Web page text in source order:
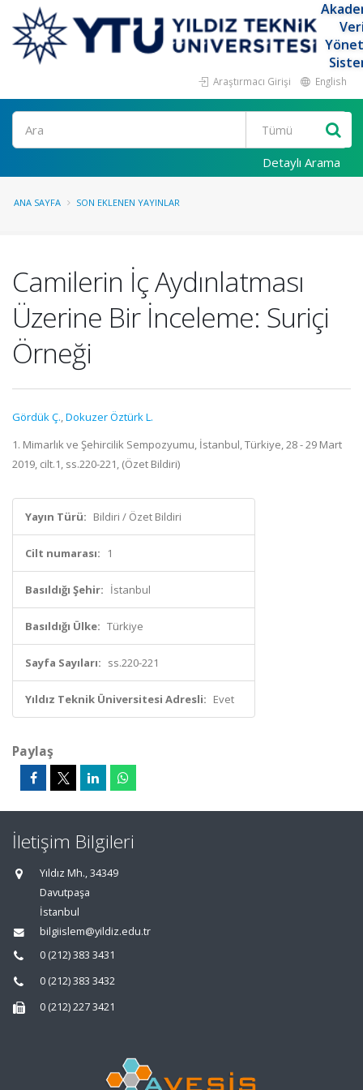
Araştırmacı Girişi English
Ara
Detaylı Arama
ANA SAYFA SON EKLENEN YAYINLAR
Camilerin İç Aydınlatması
Üzerine Bir İnceleme: Suriçi
Örneği
Gördük Ç.,Dokuzer Öztürk L.
1. Mimarlık ve Şehircilik Sempozyumu, İstanbul, Türkiye, 28 - 29 Mart
2019, cilt.1, ss.220-221, (Özet Bildiri)
Yayın Türü: Bildiri / Özet Bildiri
Cilt numarası: 1
Basıldığı Şehir: İstanbul
Basıldığı Ülke: Türkiye
Sayfa Sayıları: ss.220-221
Yıldız Teknik Üniversitesi Adresli: Evet
Paylaş
İletişim Bilgileri
Yıldız Mh., 34349
Davutpaşa
İstanbul
bilgiislem@yildiz.edu.tr
0 (212) 383 3431
0 (212) 383 3432
0 (212) 227 3421